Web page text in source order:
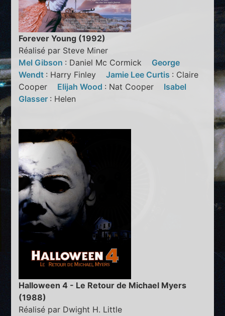
Forever Young (1992)
Réalisé par Steve Miner
Mel Gibson : Daniel Mc Cormick George
Wendt : Harry FinleyJamie Lee Curtis : Claire
Cooper Elijah Wood : Nat Cooper Isabel
Glasser : Helen
Halloween 4 - Le Retour de Michael Myers
(1988)
Réalisé par Dwight H. Little